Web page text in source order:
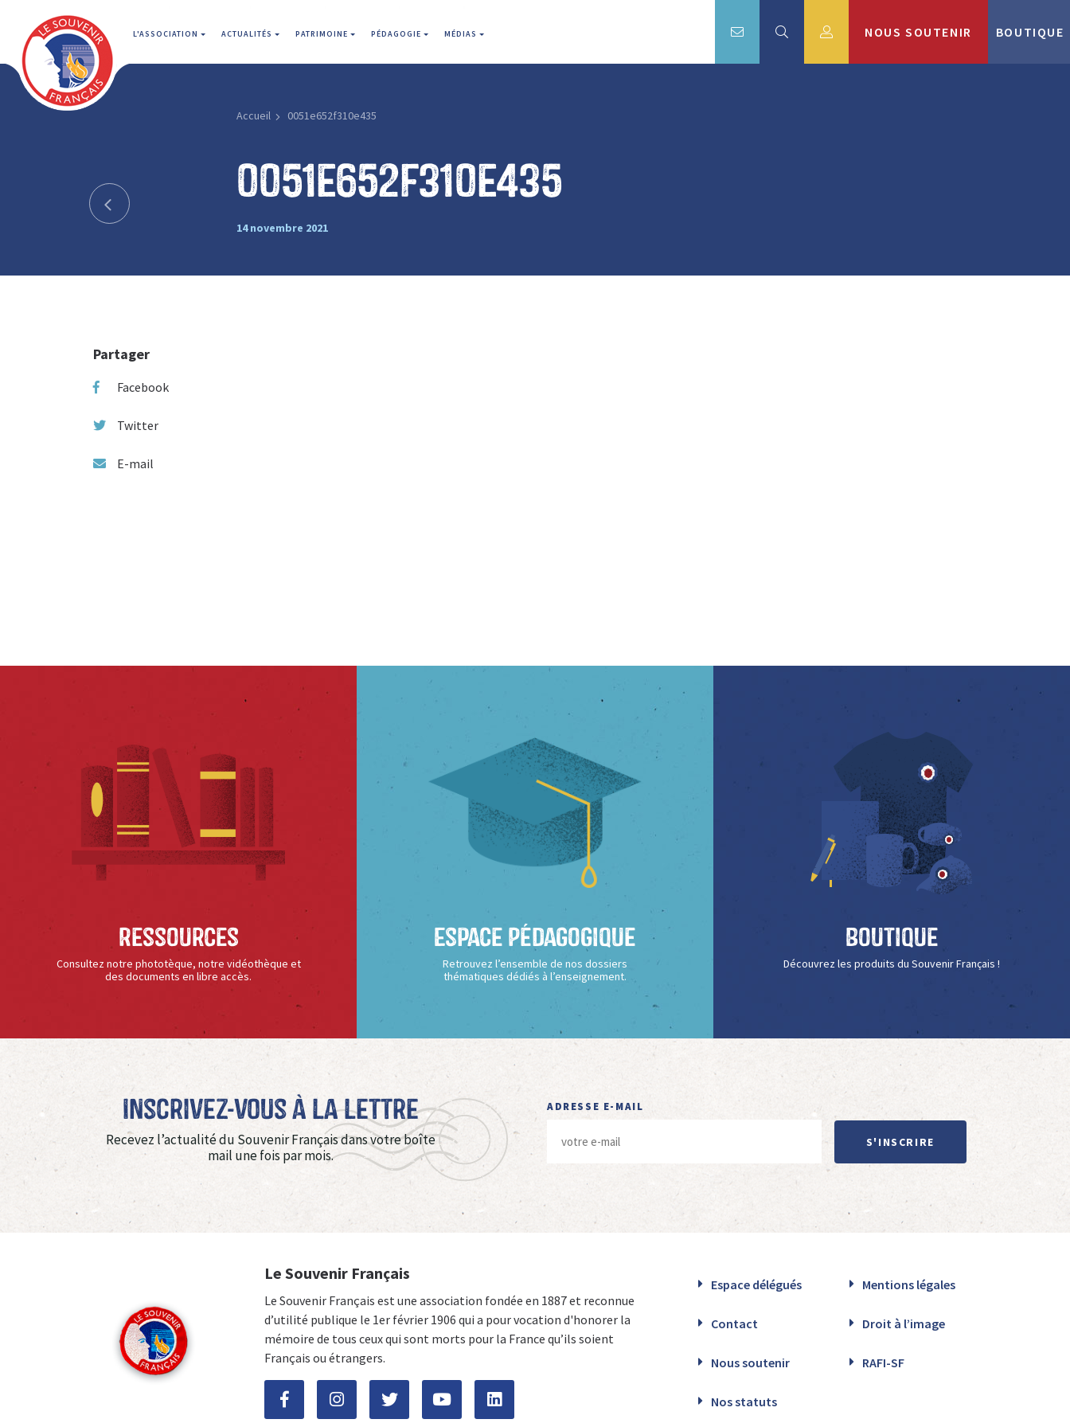
L'ASSOCIATION ACTUALITÉS PATRIMOINE PÉDAGOGIE MÉDIAS NOUS SOUTENIR BOUTIQUE
Accueil 0051e652f310e435
0051e652f310e435
14 novembre 2021
Partager
Facebook
Twitter
E-mail
Ressources
Consultez notre phototèque, notre vidéothèque et
des documents en libre accès.
Espace Pédagogique
Retrouvez l’ensemble de nos dossiers
thématiques dédiés à l’enseignement.
Boutique
Découvrez les produits du Souvenir Français !
Inscrivez-vous à La Lettre
Recevez l’actualité du Souvenir Français dans votre boîte
mail une fois par mois.
ADRESSE E-MAIL
S'INSCRIRE
Le Souvenir Français
Le Souvenir Français est une association fondée en 1887 et reconnue
d’utilité publique le 1er février 1906 qui a pour vocation d'honorer la
mémoire de tous ceux qui sont morts pour la France qu’ils soient
Français ou étrangers.
Espace délégués Mentions légales
Contact Droit à l’image
Nous soutenir RAFI-SF
Nos statuts